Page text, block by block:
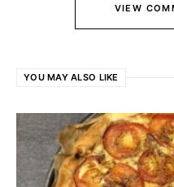
VIEW
YOU MAY ALSO LIKE